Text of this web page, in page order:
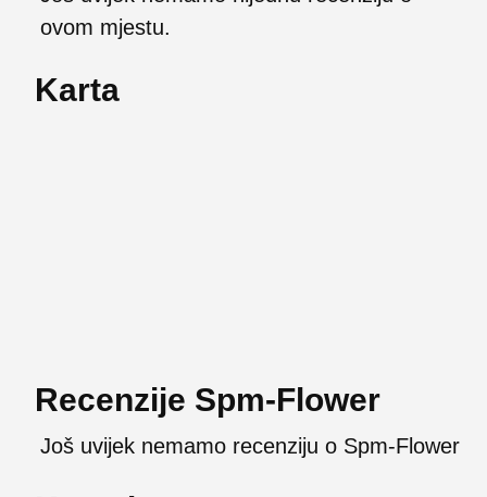
ovom mjestu.
Karta
Recenzije Spm-Flower
Još uvijek nemamo recenziju o Spm-Flower